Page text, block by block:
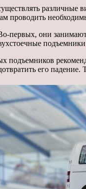
различные
проводить
первых, они
подъемников
его